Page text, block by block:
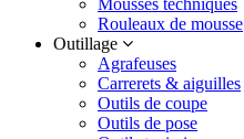
Mousses techniques
Rouleaux de mousse
Outillage
Agrafeuses
Carrerets & aiguilles
Outils de coupe
Outils de pose